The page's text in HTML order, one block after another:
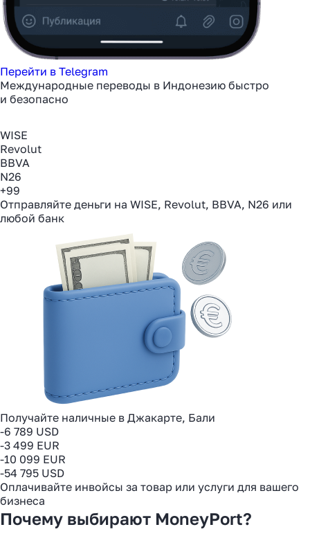
Перейти в Telegram
Международные переводы в Индонезию быстро
и безопасно
WISE
Revolut
BBVA
N26
+99
Отправляйте деньги на WISE, Revolut, BBVA, N26 или
любой банк
Получайте наличные в Джакарте, Бали
-6 789 USD
-3 499 EUR
-10 099 EUR
-54 795 USD
Оплачивайте инвойсы за товар или услуги для вашего
бизнеса
Почему выбирают MoneyPort?